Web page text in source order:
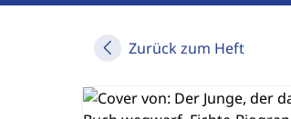
Zurück zum Heft